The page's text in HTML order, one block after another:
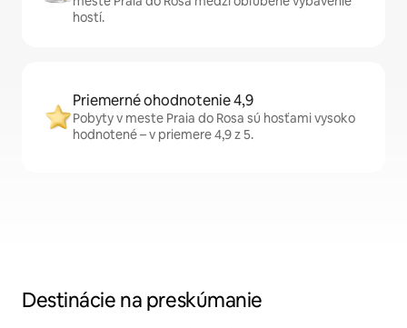
hostí.
Priemerné ohodnotenie 4,9
Pobyty v meste Praia do Rosa sú hosťami vysoko
hodnotené – v priemere 4,9 z 5.
Destinácie na preskúmanie